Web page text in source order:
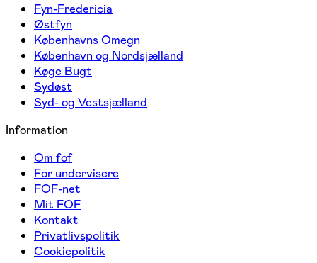
Fyn-Fredericia
Østfyn
Københavns Omegn
København og Nordsjælland
Køge Bugt
Sydøst
Syd- og Vestsjælland
Information
Om fof
For undervisere
FOF-net
Mit FOF
Kontakt
Privatlivspolitik
Cookiepolitik